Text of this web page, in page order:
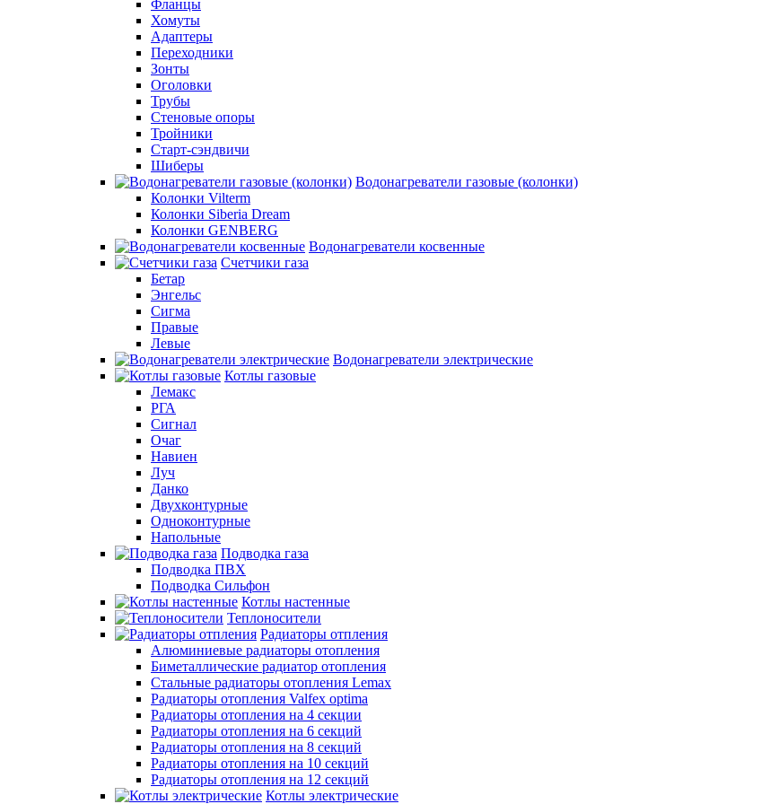
Фланцы
Хомуты
Адаптеры
Переходники
Зонты
Оголовки
Трубы
Стеновые опоры
Тройники
Старт-сэндвичи
Шиберы
Водонагреватели газовые (колонки)
Колонки Vilterm
Колонки Siberia Dream
Колонки GENBERG
Водонагреватели косвенные
Счетчики газа
Бетар
Энгельс
Сигма
Правые
Левые
Водонагреватели электрические
Котлы газовые
Лемакс
РГА
Сигнал
Очаг
Навиен
Луч
Данко
Двухконтурные
Одноконтурные
Напольные
Подводка газа
Подводка ПВХ
Подводка Сильфон
Котлы настенные
Теплоносители
Радиаторы отпления
Алюминиевые радиаторы отопления
Биметаллические радиатор отопления
Стальные радиаторы отопления Lemax
Радиаторы отопления Valfex optima
Радиаторы отопления на 4 секции
Радиаторы отопления на 6 секций
Радиаторы отопления на 8 секций
Радиаторы отопления на 10 секций
Радиаторы отопления на 12 секций
Котлы электрические